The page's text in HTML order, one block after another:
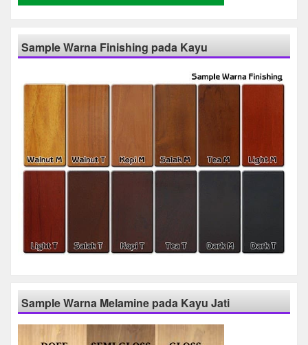
Sample Warna Finishing pada Kayu
Sample Warna Melamine pada Kayu Jati